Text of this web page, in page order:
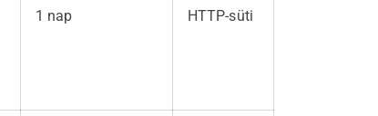
1 nap HTTP-süti